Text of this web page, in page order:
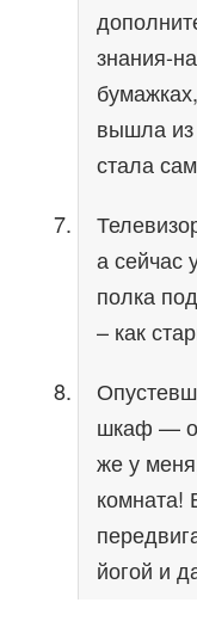
знания-
вышла из
стала
а сейчас
полка
– как
шкаф —
же у
комната!
йогой и